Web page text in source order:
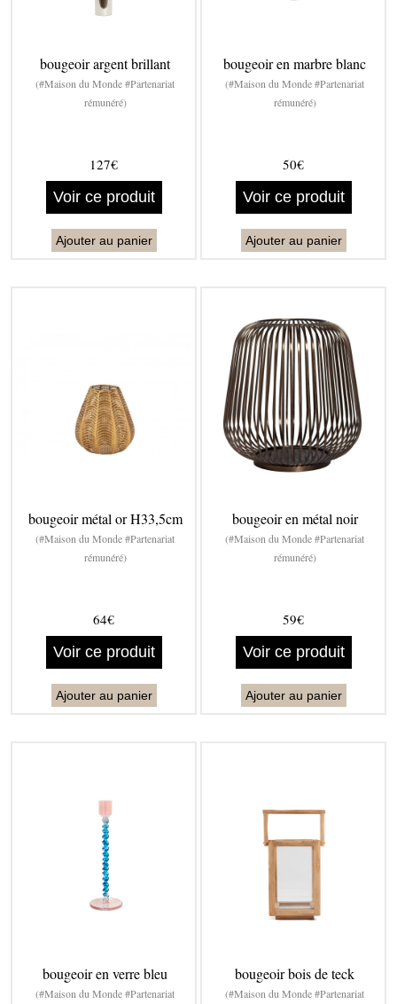
bougeoir argent brillant
(#Maison du Monde #Partenariat
rémunéré)
127€
Voir ce produit
Ajouter au panier
bougeoir en marbre blanc
(#Maison du Monde #Partenariat
rémunéré)
50€
Voir ce produit
Ajouter au panier
bougeoir métal or H33,5cm
(#Maison du Monde #Partenariat
rémunéré)
64€
Voir ce produit
Ajouter au panier
bougeoir en métal noir
(#Maison du Monde #Partenariat
rémunéré)
59€
Voir ce produit
Ajouter au panier
bougeoir en verre bleu
(#Maison du Monde #Partenariat
bougeoir bois de teck
(#Maison du Monde #Partenariat